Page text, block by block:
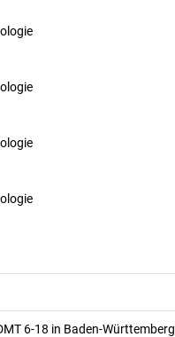
6-18 in Baden-Württemberg